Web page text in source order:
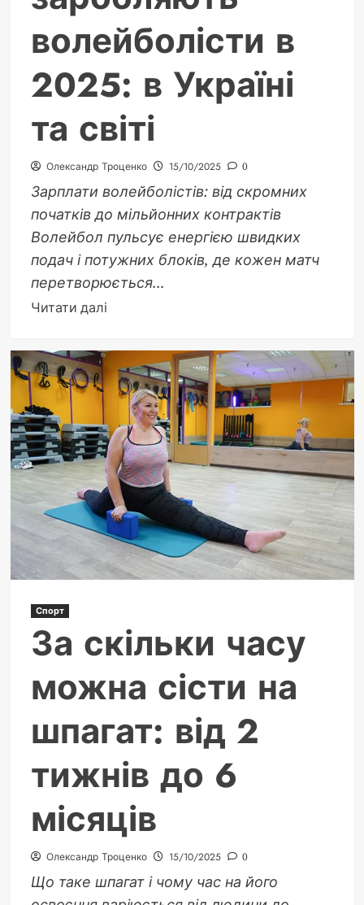
волейболісти в
2025: в Україні
та світі
Олександр Троценко 15/10/2025 0
Зарплати волейболістів: від скромних
початків до мільйонних контрактів
Волейбол пульсує енергією швидких
подач і потужних блоків, де кожен матч
перетворюється...
Читати даліДокладніше
Скільки
заробляють
волейболісти
2025:
в
Україні
та
світі
Спорт
За скільки часу
можна сісти на
шпагат: від 2
тижнів до 6
місяців
Олександр Троценко 15/10/2025 0
Що таке шпагат і чому час на його